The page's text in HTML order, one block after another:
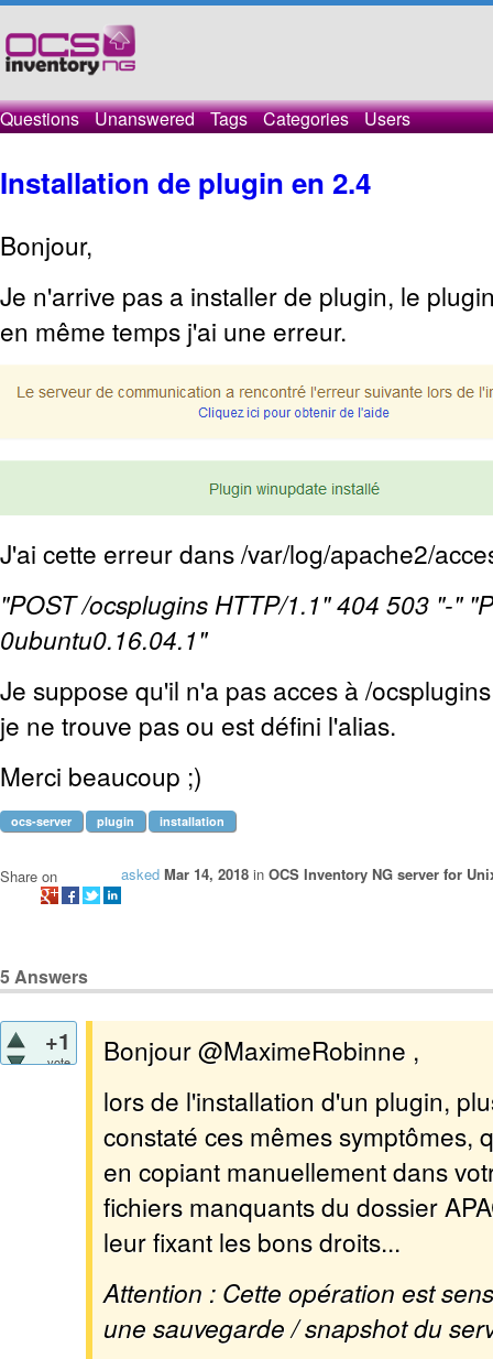
Questions Unanswered Tags Categories Users
Installation de plugin en 2.4
Bonjour,
Je n'arrive pas a installer de plugin, le
en même temps j'ai une erreur.
J'ai cette erreur dans /var/log/apache2/
"POST /ocsplugins HTTP/1.1" 404 503 "-"
0ubuntu0.16.04.1"
Je suppose qu'il n'a pas acces à /
je ne trouve pas ou est défini l'alias.
Merci beaucoup ;)
ocs-server plugin installation
asked Mar 14, 2018 in OCS Inventory NG server for
Share on
5Answers
+1
vote
Bonjour @MaximeRobinne ,
lors de l'installation d'un plugin,
constaté ces mêmes symptômes,
en copiant manuellement dans
fichiers manquants du dossier
leur fixant les bons droits...
Attention : Cette opération est
une sauvegarde / snapshot du